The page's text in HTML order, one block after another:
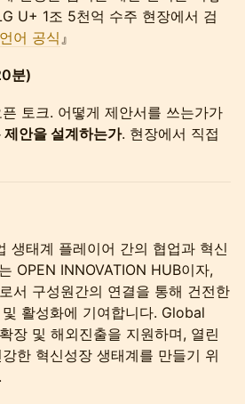
U+ 1조 5천억 수주 현장에서 검
어 공식』
분)
토크. 어떻게 제안서를 쓰는가가
제안을 설계하는가. 현장에서 직접
생태계 플레이어 간의 협업과 혁신
OPEN INNOVATION HUB이자,
서 구성원간의 연결을 통해 건전한
활성화에 기여합니다. Global
장 및 해외진출을 지원하며, 열린
한 혁신성장 생태계를 만들기 위